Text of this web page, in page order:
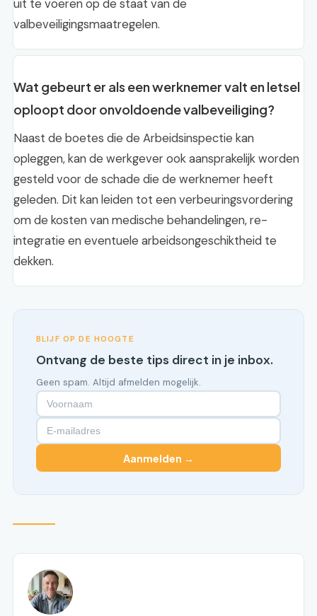
uit te voeren op de staat van de
valbeveiligingsmaatregelen.
Wat gebeurt er als een werknemer valt en letsel
oploopt door onvoldoende valbeveiliging?
Naast de boetes die de Arbeidsinspectie kan
opleggen, kan de werkgever ook aansprakelijk worden
gesteld voor de schade die de werknemer heeft
geleden. Dit kan leiden tot een verbeuringsvordering
om de kosten van medische behandelingen, re-
integratie en eventuele arbeidsongeschiktheid te
dekken.
BLIJF OP DE HOOGTE
Ontvang de beste tips direct in je inbox.
Geen spam. Altijd afmelden mogelijk.
Aanmelden →